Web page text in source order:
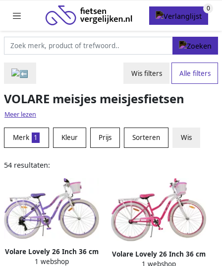
Wis filters Alle filters
VOLARE meisjes meisjesfietsen
Meer lezen
Merk 1 Kleur Prijs Sorteren Wis
54 resultaten:
Volare Lovely 26 Inch 36 cm
Meisjes 7V V Brakes Paars
1 webshop
Volare Lovely 26 Inch 36 cm
1 webshop